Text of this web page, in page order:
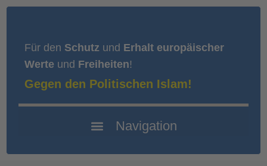
Für den Schutz und Erhalt europäischer
Werte und Freiheiten!
Gegen den Politischen Islam!